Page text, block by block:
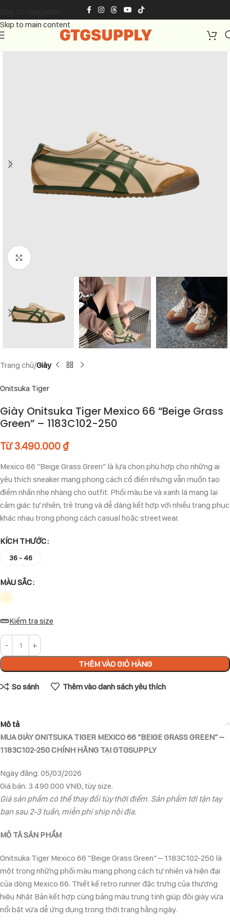
Skip to main content
Click to enlarge
Trang chủ Giày
Onitsuka Tiger
Giày Onitsuka Tiger Mexico 66 “Beige Grass
Green” – 1183C102-250
Từ3.490.000 ₫
Mexico 66 “Beige Grass Green” là lựa chọn phù hợp cho những ai
yêu thích sneaker mang phong cách cổ điển nhưng vẫn muốn tạo
điểm nhấn nhẹ nhàng cho outfit. Phối màu be và xanh lá mang lại
cảm giác tự nhiên, trẻ trung và dễ dàng kết hợp với nhiều trang phục
khác nhau trong phong cách casual hoặc streetwear.
KÍCH THƯỚC
36 - 46
MÀU SẮC
Kiểm tra size
THÊM VÀO GIỎ HÀNG
So sánh Thêm vào danh sách yêu thích
Mô tả
MUA GIÀY ONITSUKA TIGER MEXICO 66 “BEIGE GRASS GREEN” –
1183C102-250CHÍNH HÃNG TẠI GTGSUPPLY
Ngày đăng: 05/03/2026
Giá bán: 3.490.000 VNĐ, tùy size.
Giá sản phẩm có thể thay đổi tùy thời điểm. Sản phẩm tới tận tay
bạn sau 2-3 tuần, miễn phí ship nội địa.
MÔ TẢ SẢN PHẨM
Onitsuka Tiger Mexico 66 “Beige Grass Green” – 1183C102-250 là
một trong những phối màu mang phong cách tự nhiên và hiện đại
của dòng Mexico 66. Thiết kế retro runner đặc trưng của thương
hiệu Nhật Bản kết hợp cùng bảng màu trung tính giúp đôi giày vừa
nổi bật vừa dễ ứng dụng trong thời trang hằng ngày.